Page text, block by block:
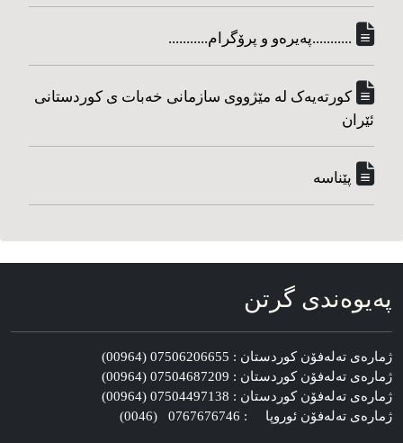
...........په‌یره‌و و پرۆگرام...........
کورته‌یه‌ک له مێژووی سازمانی خه‌بات ی کوردستانی
ئێران
پێناسه‌
په‌یوه‌ندی گرتن
ژماره‌ی ته‌له‌فۆن کوردستان : 07506206655 (00964)
ژماره‌ی ته‌له‌فۆن کوردستان : 07504687209 (00964)
ژماره‌ی ته‌له‌فۆن کوردستان : 07504497138 (00964)
ژماره‌ی ته‌له‌فۆن ئوروپا : 0767676746 (0046)